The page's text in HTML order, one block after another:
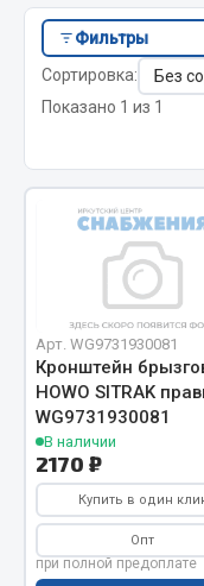
ЦЕПИ РОССИЯ
ЦЕПИ BOHU (Китай)
Изготовление цепей
Весь раздел
Отопители
Автономные
Жидкостные
Отопители салона
Подогреватели
Весь раздел
Автотовары
Фильтры
Сортировка:
Показано 1 из 1
Арт. WG9731930081
Кронштейн
HOWO SITRAK
WG9731930081
В наличии
2170 ₽
Купить в один
Опт
при полной предоплате